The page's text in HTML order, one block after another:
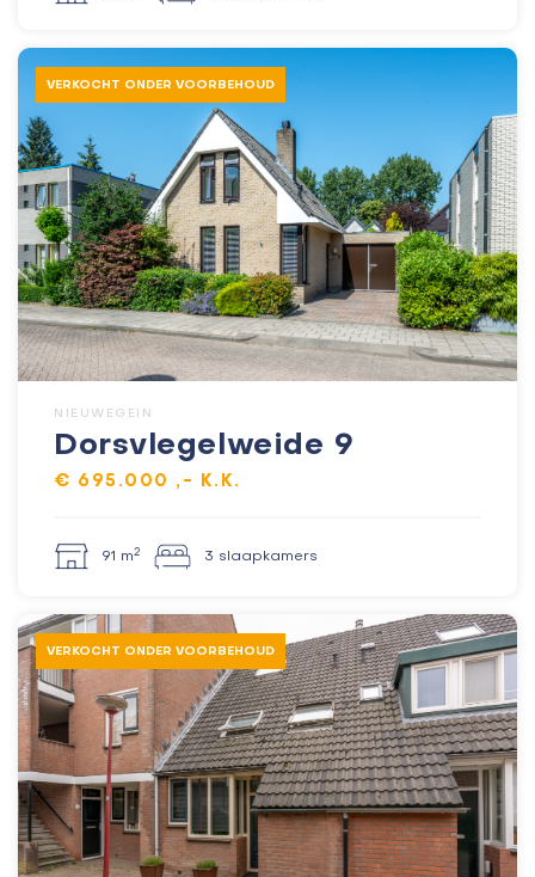
VERKOCHT ONDER VOORBEHOUD
NIEUWEGEIN
Dorsvlegelweide 9
€ 695.000 ,- K.K.
91 m2 3 slaapkamers
VERKOCHT ONDER VOORBEHOUD